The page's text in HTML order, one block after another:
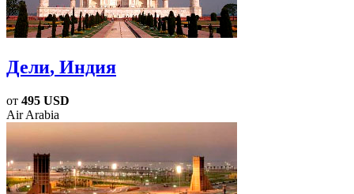
Дели, Индия
от 495 USD
Air Arabia